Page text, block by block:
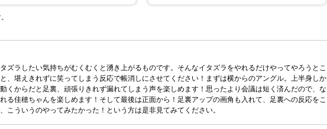
ラしたい気持ちがむくむくと湧き上がるものです。そんなイタズラをやれるだけやってやろうとこ
堪えきれずに笑ってしまう反応で帳消しにさせてください！まずは横からのアングル。上半身しか
からだと足裏、頑張りきれず漏れてしまう声を楽しめます！思ったより会議は短く済んだので、な
佳穂ちゃんを楽しめます！そして最後は正面から！足裏アップの画角も入れて、足裏への反応をこ
ういうのやってみたかった！という方は是非見てみてください。